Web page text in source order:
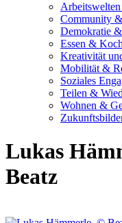
Community
Demokratie
Essen &
Kreativität
Mobilität &
Soziales
Teilen &
Wohnen &
Lukas
Beatz